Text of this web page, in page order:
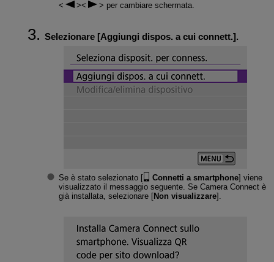
per cambiare schermata.
Selezionare [Aggiungi dispos. a cui connett.].
Se è stato selezionato [ Connetti a smartphone] viene
visualizzato il messaggio seguente. Se Camera Connect è
già installata, selezionare [Non visualizzare].